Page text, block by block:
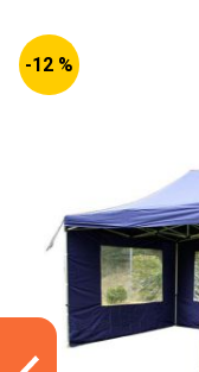
-12 %